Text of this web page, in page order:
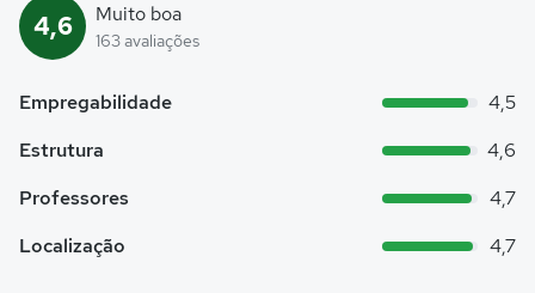
4,6 Muito boa
163 avaliações
Empregabilidade
4,5
Estrutura
4,6
Professores
4,7
Localização
4,7